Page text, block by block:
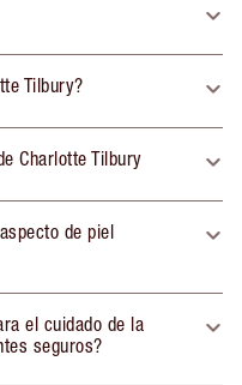
Tilbury?
Charlotte Tilbury
de piel
el cuidado de la
seguros?